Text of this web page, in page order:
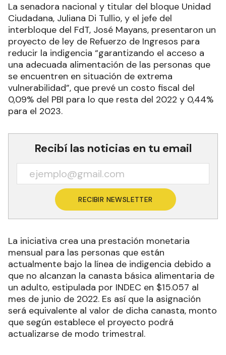
La senadora nacional y titular del bloque Unidad
Ciudadana, Juliana Di Tullio, y el jefe del
interbloque del FdT, José Mayans, presentaron un
proyecto de ley de Refuerzo de Ingresos para
reducir la indigencia “garantizando el acceso a
una adecuada alimentación de las personas que
se encuentren en situación de extrema
vulnerabilidad”, que prevé un costo fiscal del
0,09% del PBI para lo que resta del 2022 y 0,44%
para el 2023.
Recibí las noticias en tu email
RECIBIR NEWSLETTER
La iniciativa crea una prestación monetaria
mensual para las personas que están
actualmente bajo la línea de indigencia debido a
que no alcanzan la canasta básica alimentaria de
un adulto, estipulada por INDEC en $15.057 al
mes de junio de 2022. Es así que la asignación
será equivalente al valor de dicha canasta, monto
que según establece el proyecto podrá
actualizarse de modo trimestral.